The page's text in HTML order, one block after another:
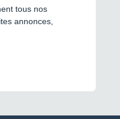
tous nos
annonces,